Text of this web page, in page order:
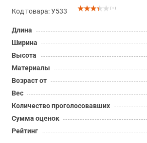
Код товара: У533 ( 1 )
Длина
Ширина
Высота
Материалы
Возраст от
Вес
Количество проголосовавших
Сумма оценок
Рейтинг